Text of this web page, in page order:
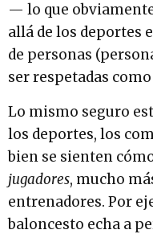
— lo que
allá de los deportes
de personas
ser respetadas como
Lo mismo seguro
los deportes, los
bien se sienten
jugadores, mucho
entrenadores. Por
baloncesto echa a